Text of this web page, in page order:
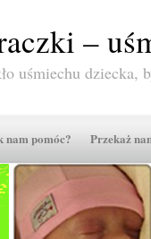
–
uśmiechu dziecka,
nam pomóc? Przekaż